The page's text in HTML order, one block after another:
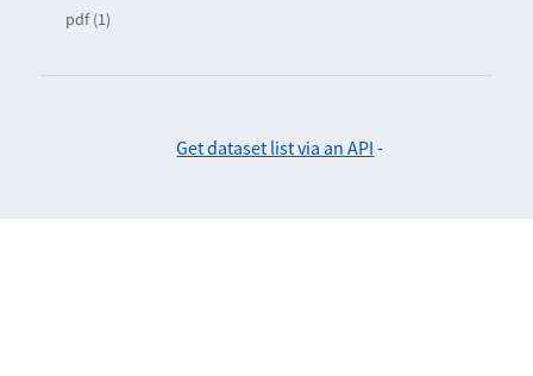
pdf (1)
Get dataset list via an API -